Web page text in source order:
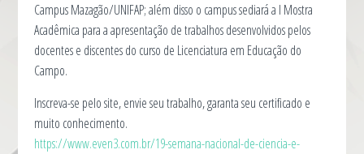
Campus Mazagão/UNIFAP; além disso o campus sediará a I Mostra
Acadêmica para a apresentação de trabalhos desenvolvidos pelos
docentes e discentes do curso de Licenciatura em Educação do
Campo.
Inscreva-se pelo site, envie seu trabalho, garanta seu certificado e
muito conhecimento.
https://www.even3.com.br/19-semana-nacional-de-ciencia-e-